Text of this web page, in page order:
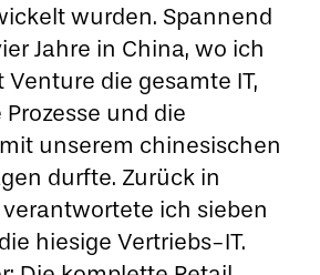
wurden. Spannend
Jahre in China, wo ich
Venture die gesamte IT,
und die
unserem chinesischen
durfte. Zurück in
ich sieben
hiesige Vertriebs-IT.